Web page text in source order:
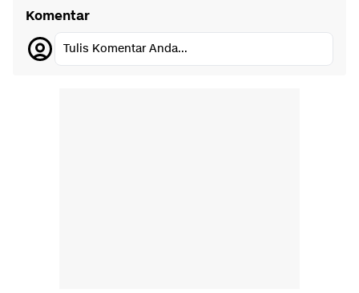
Komentar
Tulis Komentar Anda...